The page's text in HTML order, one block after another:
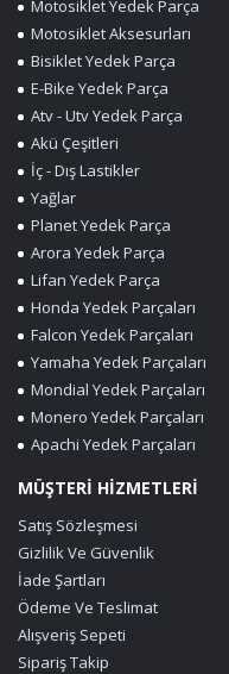
Motosiklet Yedek Parça
Motosiklet Aksesurları
Bisiklet Yedek Parça
E-Bike Yedek Parça
Atv - Utv Yedek Parça
Akü Çeşitleri
İç - Dış Lastikler
Yağlar
Planet Yedek Parça
Arora Yedek Parça
Lifan Yedek Parça
Honda Yedek Parçaları
Falcon Yedek Parçaları
Yamaha Yedek Parçaları
Mondial Yedek Parçaları
Monero Yedek Parçaları
Apachi Yedek Parçaları
MÜŞTERİ HİZMETLERİ
Satış Sözleşmesi
Gizlilik Ve Güvenlik
İade Şartları
Ödeme Ve Teslimat
Alışveriş Sepeti
Sipariş Takip